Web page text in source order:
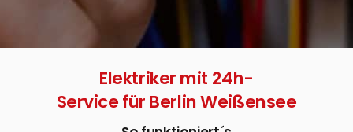
Elektriker mit 24h-
Service für Berlin Weißensee